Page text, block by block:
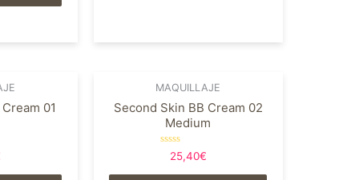
01
MAQUILLAJE
Second Skin BB Cream 02
Medium
Valorado
en
0
25,40€